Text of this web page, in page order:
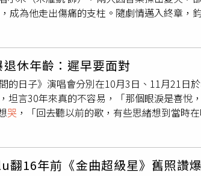
驚人的氣勢一路過關斬將，在最新的舞台中
：「在ICE的字典裡面就根本沒有輸！」他
猜歌挑戰賽」環節，他火速猜出在搶位賽
奏就覺得很好聽，但當時還沒有錢買下來，
，所以印象特別深刻。」
成為他走出傷痛的支柱。隨劇情邁入終章，
見愛》導演姜秉辰執導，《原子少年2》出身
小禾的禾雁凱笑說自己平時極少落淚，在家
寶貴的經驗。三人跟著角色經歷心動、失去
否轉過身，看見始終守護在身旁的人，將在
休年齡：遲早要面對
的日子》演唱會分別在10月3日、11月21日
坦言30年來真的不容易，「那個眼淚是喜悅
哭 ，「回去聽以前的歌，有些思緒想到當時
的點滴忍不住落淚。（圖／吳孟倫攝）談到
的媽媽，又要當專業的歌手，要維持自己最
。」彭佳慧也提到原本覺得55歲要退休，「
早要面對的，但絕對不是我想像的55歲，
16年前《金曲超級星》舊照讚爆